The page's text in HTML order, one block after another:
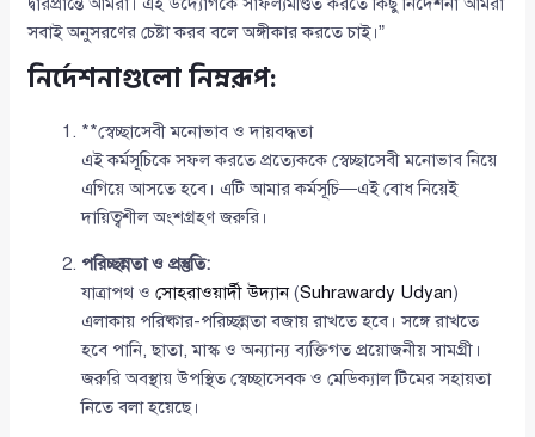
সবাই অনুসরণের চেষ্টা করব বলে অঙ্গীকার করতে চাই।”
নির্দেশনাগুলো নিম্নরূপ:
**স্বেচ্ছাসেবী মনোভাব ও দায়বদ্ধতা
এই কর্মসূচিকে সফল করতে প্রত্যেককে স্বেচ্ছাসেবী মনোভাব নিয়ে
এগিয়ে আসতে হবে। এটি আমার কর্মসূচি—এই বোধ নিয়েই
দায়িত্বশীল অংশগ্রহণ জরুরি।
পরিচ্ছন্নতা ও প্রস্তুতি:
যাত্রাপথ ওসোহরাওয়ার্দী উদ্যান(Suhrawardy Udyan)
এলাকায় পরিষ্কার-পরিচ্ছন্নতা বজায় রাখতে হবে। সঙ্গে রাখতে
হবে পানি, ছাতা, মাস্ক ও অন্যান্য ব্যক্তিগত প্রয়োজনীয় সামগ্রী।
জরুরি অবস্থায় উপস্থিত স্বেচ্ছাসেবক ও মেডিক্যাল টিমের সহায়তা
নিতে বলা হয়েছে।